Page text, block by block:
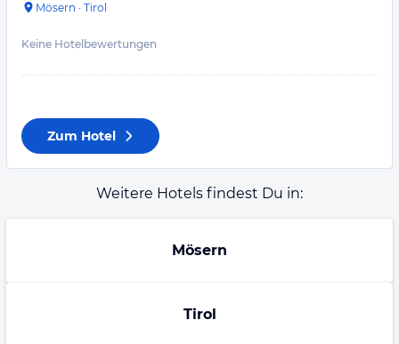
Mösern · Tirol
Keine Hotelbewertungen
Zum Hotel
Weitere Hotels findest Du in:
Mösern
Tirol